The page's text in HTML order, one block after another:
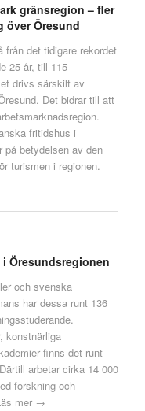
gränsregion – fler
över Öresund
det tidigare rekordet
25 år, till 115
drivs särskilt av
Det bidrar till att
fritidshus i
på betydelsen av den
turismen i regionen.
Öresundsregionen
och svenska
har dessa runt 136
konstnärliga
finns det runt
arbetar cirka 14 000
forskning och
mer →